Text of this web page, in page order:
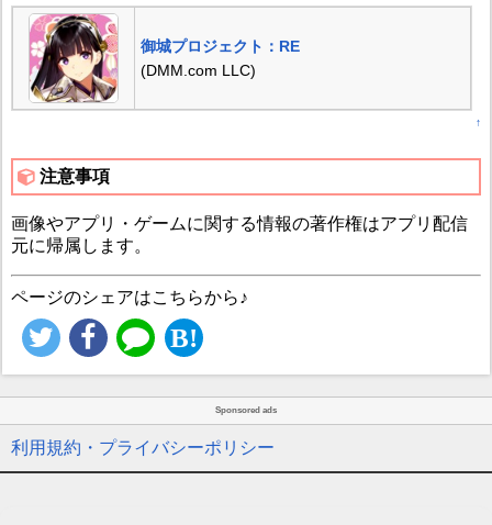
御城プロジェクト：RE
(DMM.com LLC)
↑
注意事項
画像やアプリ・ゲームに関する情報の著作権はアプリ配信
元に帰属します。
ページのシェアはこちらから♪
Sponsored ads
利用規約・プライバシーポリシー